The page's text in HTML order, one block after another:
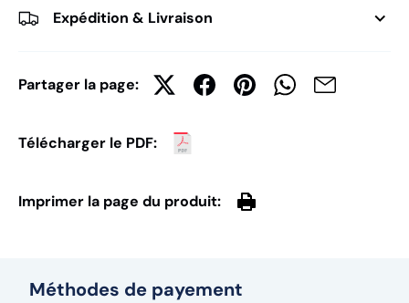
Expédition & Livraison
Partager la page:
Télécharger le PDF:
Imprimer la page du produit:
Méthodes de payement